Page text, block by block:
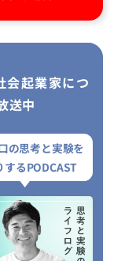
会起業家につ
送中
の思考と実験を
するPODCAST